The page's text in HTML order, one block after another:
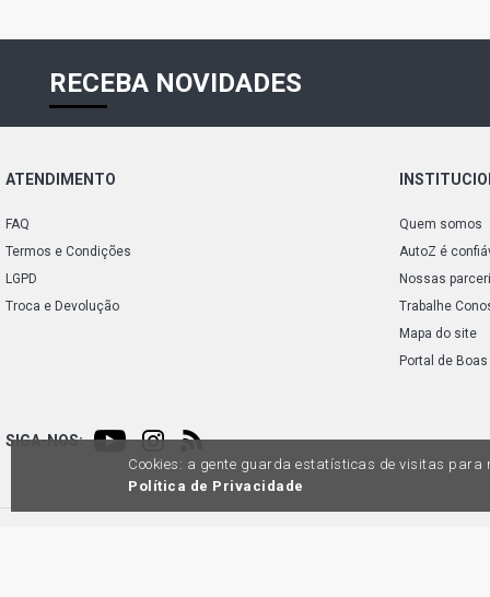
RECEBA NOVIDADES
ATENDIMENTO
FAQ
Termos e Condições
LGPD
Troca e Devolução
Quem somos
AutoZ é
Nossas
Trabalhe
Mapa do site
Portal de
SIGA-NOS:
Cookies: a gente guarda estatísticas de visitas para
Política de Privacidade